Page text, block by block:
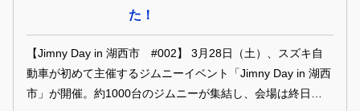
た！
【Jimny Day in 湖西市 #002】 3月28日（土）、スズキ自
動車が初めて主催するジムニーイベント「Jimny Day in 湖西
市」が開催。約1000台のジムニーが集結し、会場は終日大盛